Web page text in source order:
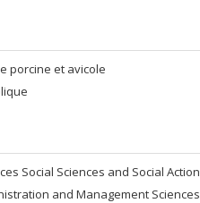
porcine et avicole
Social Sciences and Social Action
and Management Sciences